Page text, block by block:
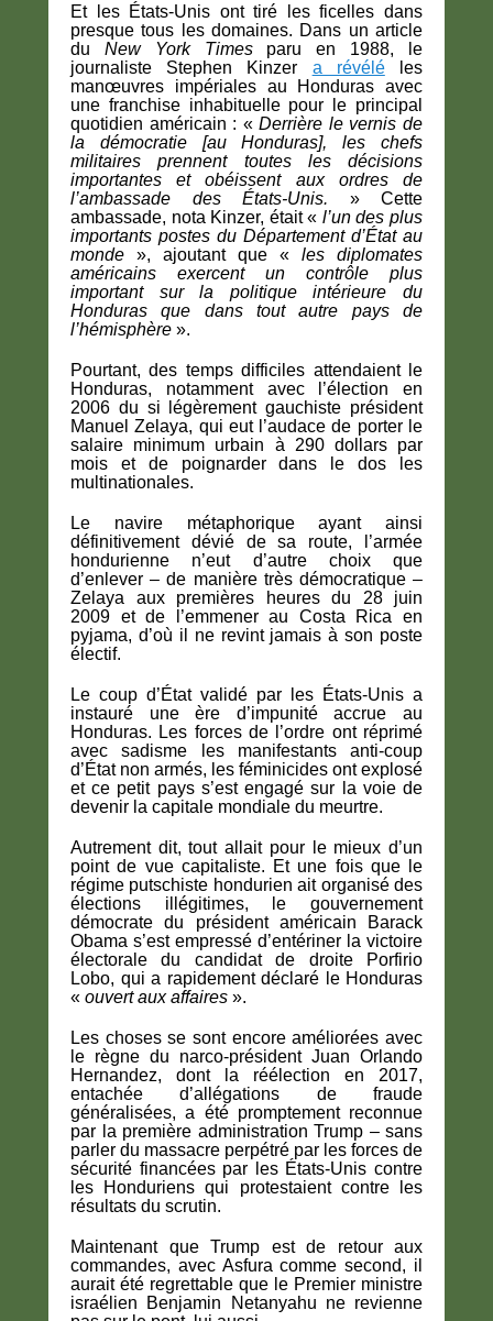
Et les États-Unis ont tiré les ficelles dans
presque tous les domaines. Dans un article
du New York Timesparu en 1988, le
journaliste Stephen Kinzer a révéléles
manœuvres impériales au Honduras avec
une franchise inhabituelle pour le principal
quotidien américain : «Derrière le vernis de
la démocratie [au Honduras], les chefs
militaires prennent toutes les décisions
importantes et obéissent aux ordres de
l’ambassade des États-Unis. » Cette
ambassade, nota Kinzer, était « l’un des plus
importants postes du Département d’État au
monde », ajoutant que « les diplomates
américains exercent un contrôle plus
important sur la politique intérieure du
Honduras que dans tout autre pays de
l’hémisphère ».
Pourtant, des temps difficiles attendaient le
Honduras, notamment avec l’élection en
2006 du si légèrement gauchiste président
Manuel Zelaya, qui eut l’audace de porter le
salaire minimum urbain à 290 dollars par
mois et de poignarder dans le dos les
multinationales.
Le navire métaphorique ayant ainsi
définitivement dévié de sa route, l’armée
hondurienne n’eut d’autre choix que
d’enlever – de manière très démocratique –
Zelaya aux premières heures du 28 juin
2009 et de l’emmener au Costa Rica en
pyjama, d’où il ne revint jamais à son poste
électif.
Le coup d’État validé par les États-Unis a
instauré une ère d’impunité accrue au
Honduras. Les forces de l’ordre ont réprimé
avec sadisme les manifestants anti-coup
d’État non armés, les féminicides ont explosé
et ce petit pays s’est engagé sur la voie de
devenir la capitale mondiale du meurtre.
Autrement dit, tout allait pour le mieux d’un
point de vue capitaliste. Et une fois que le
régime putschiste hondurien ait organisé des
élections illégitimes, le gouvernement
démocrate du président américain Barack
Obama s’est empressé d’entériner la victoire
électorale du candidat de droite Porfirio
Lobo, qui a rapidement déclaré le Honduras
« ouvert aux affaires ».
Les choses se sont encore améliorées avec
le règne du narco-président Juan Orlando
Hernandez, dont la réélection en 2017,
entachée d’allégations de fraude
généralisées, a été promptement reconnue
par la première administration Trump – sans
parler du massacre perpétré par les forces de
sécurité financées par les États-Unis contre
les Honduriens qui protestaient contre les
résultats du scrutin.
Maintenant que Trump est de retour aux
commandes, avec Asfura comme second, il
aurait été regrettable que le Premier ministre
israélien Benjamin Netanyahu ne revienne